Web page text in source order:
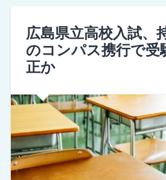
広島県立高校入試、
のコンパス携行で受
正か